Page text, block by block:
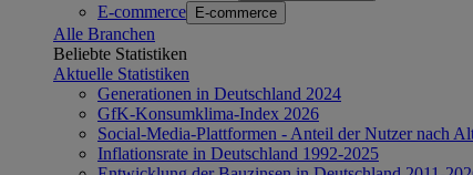
E-commerce E-commerce
Alle Branchen
Beliebte Statistiken
Aktuelle Statistiken
Generationen in Deutschland 2024
GfK-Konsumklima-Index 2026
Social-Media-Plattformen - Anteil der Nutzer nach
Inflationsrate in Deutschland 1992-2025